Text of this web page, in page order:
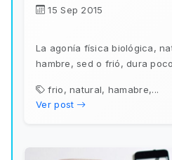
15 Sep 2015
La agonía física biológica,
hambre, sed o frió, dura
frio, natural, hamabre,...
Ver post